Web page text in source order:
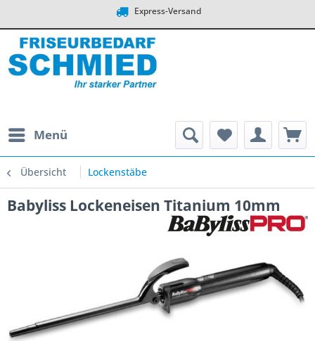
Express-Versand
Menü
Übersicht Lockenstäbe
Babyliss Lockeneisen Titanium 10mm